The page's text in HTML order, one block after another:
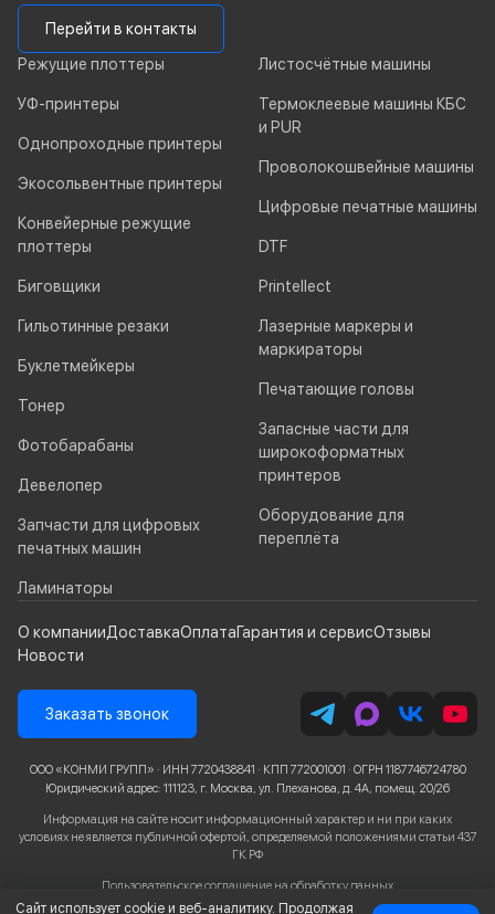
Режущие плоттеры
УФ-принтеры
Однопроходные принтеры
Экосольвентные принтеры
Конвейерные режущие
плоттеры
Биговщики
Гильотинные резаки
Буклетмейкеры
Тонер
Фотобарабаны
Девелопер
Запчасти для цифровых
печатных машин
Ламинаторы
Листосчётные машины
Термоклеевые машины КБС
и PUR
Проволокошвейные машины
Цифровые печатные машины
DTF
Printellect
Лазерные маркеры и
маркираторы
Печатающие головы
Запасные части для
широкоформатных
принтеров
Оборудование для
переплёта
О компанииДоставкаОплатаГарантия и сервисОтзывы
Новости
Перейти в контакты
Заказать звонок
ООО «КОНМИ ГРУПП» · ИНН 7720438841 · КПП 772001001 · ОГРН 1187746724780
Юридический адрес: 111123, г. Москва, ул. Плеханова, д. 4А, помещ. 20/26
Информация на сайте носит информационный характер и ни при каких
условиях не является публичной офертой, определяемой положениями статьи 437
ГК РФ
Пользовательское соглашение на обработку данных
Сайт использует cookie и веб-аналитику. Продолжая